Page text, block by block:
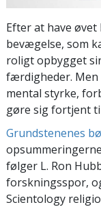
Efter at have øvet
bevægelse, som
roligt opbygget
færdigheder. Men
mental styrke,
gøre sig fortjent
Grundstenenes
følger L. Ron
forskningsspor,
Scientology